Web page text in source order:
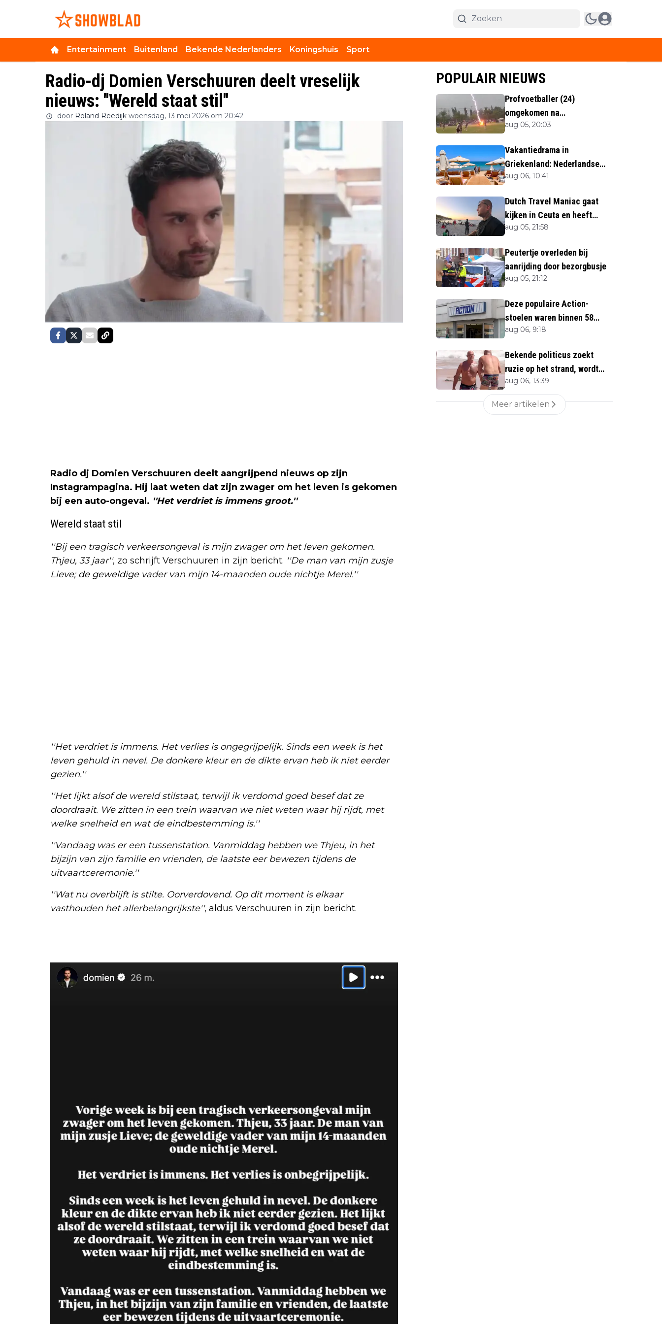
Entertainment Buitenland Bekende Nederlanders Koningshuis Sport
Radio-dj Domien Verschuuren deelt vreselijk
nieuws: ''Wereld staat stil''
door Roland Reedijk woensdag, 13 mei 2026 om 20:42
Radio dj Domien Verschuuren deelt aangrijpend nieuws op zijn
Instagrampagina. Hij laat weten dat zijn zwager om het leven is gekomen
bij een auto-ongeval. ''Het verdriet is immens groot.''
Wereld staat stil
''Bij een tragisch verkeersongeval is mijn zwager om het leven gekomen.
Thjeu, 33 jaar'', zo schrijft Verschuuren in zijn bericht. ''De man van mijn zusje
Lieve; de geweldige vader van mijn 14-maanden oude nichtje Merel.''
''Het verdriet is immens. Het verlies is ongegrijpelijk. Sinds een week is het
leven gehuld in nevel. De donkere kleur en de dikte ervan heb ik niet eerder
gezien.''
''Het lijkt alsof de wereld stilstaat, terwijl ik verdomd goed besef dat ze
doordraait. We zitten in een trein waarvan we niet weten waar hij rijdt, met
welke snelheid en wat de eindbestemming is.''
''Vandaag was er een tussenstation. Vanmiddag hebben we Thjeu, in het
bijzijn van zijn familie en vrienden, de laatste eer bewezen tijdens de
uitvaartceremonie.''
''Wat nu overblijft is stilte. Oorverdovend. Op dit moment is elkaar
vasthouden het allerbelangrijkste'', aldus Verschuuren in zijn bericht.
POPULAIR NIEUWS
Profvoetballer (24)
omgekomen na
blikseminslag tijdens
aug 05, 20:03
Vakantiedrama in
Griekenland: Nederlandse
(40) omgekomen
aug 06, 10:41
Dutch Travel Maniac gaat
kijken in Ceuta en heeft
twijfels bij berichtgeving
aug 05, 21:58
Peutertje overleden bij
aanrijding door bezorgbusje
aug 05, 21:12
Deze populaire Action-
stoelen waren binnen 58
minuten uitverkocht zijn
aug 06, 9:18
Bekende politicus zoekt
ruzie op het strand, wordt
neergemaaid
aug 06, 13:39
Meer artikelen